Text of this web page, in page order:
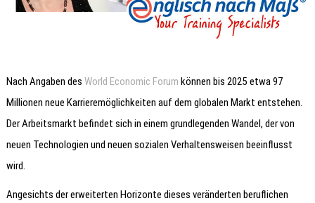
Nach Angaben desWorld Economic Forum können bis 2025 etwa 97
Millionen neue Karrieremöglichkeiten auf dem globalen Markt entstehen.
Der Arbeitsmarkt befindet sich in einem grundlegenden Wandel, der von
neuen Technologien und neuen sozialen Verhaltensweisen beeinflusst
wird.
Angesichts der erweiterten Horizonte dieses veränderten beruflichen